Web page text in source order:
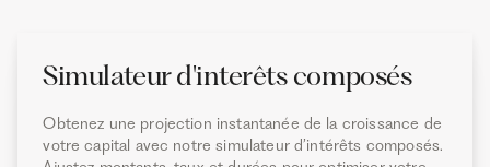
Simulateur d'interêts composés
Obtenez une projection instantanée de la croissance de
votre capital avec notre simulateur d’intérêts composés.